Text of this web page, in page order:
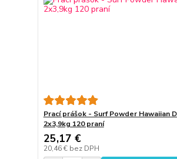
Prací prášok - Surf Powder Hawaiian
2x3,9kg 120 praní
25,17 €
20,46 € bez DPH